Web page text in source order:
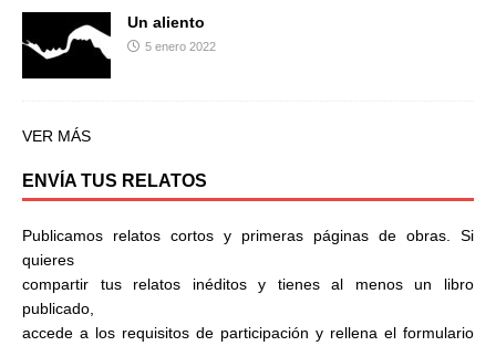
Un aliento
5 enero 2022
VER MÁS
ENVÍA TUS RELATOS
Publicamos relatos cortos y primeras páginas de obras. Si
quieres
compartir tus relatos inéditos y tienes al menos un libro
publicado,
accede a los requisitos de participación y rellena el formulario